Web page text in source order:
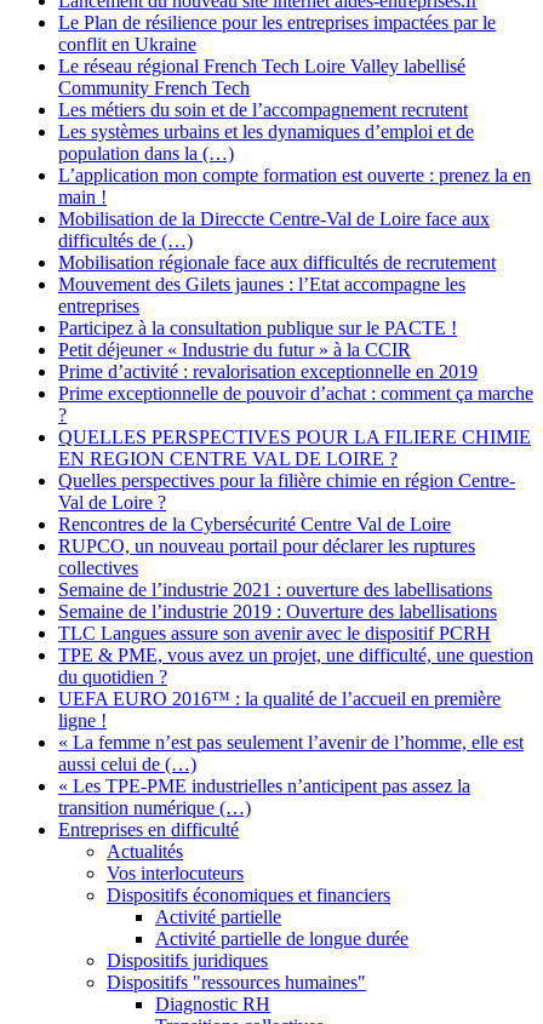
Le Plan de résilience pour les entreprises impactées par le
conflit en Ukraine
Le réseau régional French Tech Loire Valley labellisé
Community French Tech
Les métiers du soin et de l’accompagnement recrutent
Les systèmes urbains et les dynamiques d’emploi et de
population dans la (…)
L’application mon compte formation est ouverte : prenez la en
main !
Mobilisation de la Direccte Centre-Val de Loire face aux
difficultés de (…)
Mobilisation régionale face aux difficultés de recrutement
Mouvement des Gilets jaunes : l’Etat accompagne les
entreprises
Participez à la consultation publique sur le PACTE !
Petit déjeuner « Industrie du futur » à la CCIR
Prime d’activité : revalorisation exceptionnelle en 2019
Prime exceptionnelle de pouvoir d’achat : comment ça marche
?
QUELLES PERSPECTIVES POUR LA FILIERE CHIMIE
EN REGION CENTRE VAL DE LOIRE ?
Quelles perspectives pour la filière chimie en région Centre-
Val de Loire ?
Rencontres de la Cybersécurité Centre Val de Loire
RUPCO, un nouveau portail pour déclarer les ruptures
collectives
Semaine de l’industrie 2021 : ouverture des labellisations
Semaine de l’industrie 2019 : Ouverture des labellisations
TLC Langues assure son avenir avec le dispositif PCRH
TPE & PME, vous avez un projet, une difficulté, une question
du quotidien ?
UEFA EURO 2016™ : la qualité de l’accueil en première
ligne !
« La femme n’est pas seulement l’avenir de l’homme, elle est
aussi celui de (…)
« Les TPE-PME industrielles n’anticipent pas assez la
transition numérique (…)
Entreprises en difficulté
Actualités
Vos interlocuteurs
Dispositifs économiques et financiers
Activité partielle
Activité partielle de longue durée
Dispositifs juridiques
Dispositifs "ressources humaines"
Diagnostic RH